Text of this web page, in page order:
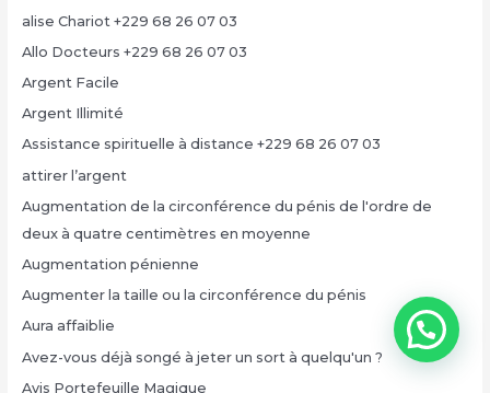
alise Chariot +229 68 26 07 03
Allo Docteurs +229 68 26 07 03
Argent Facile
Argent Illimité
Assistance spirituelle à distance +229 68 26 07 03
attirer l’argent
Augmentation de la circonférence du pénis de l'ordre de
deux à quatre centimètres en moyenne
Augmentation pénienne
Augmenter la taille ou la circonférence du pénis
Aura affaiblie
Avez-vous déjà songé à jeter un sort à quelqu'un ?
Avis Portefeuille Magique